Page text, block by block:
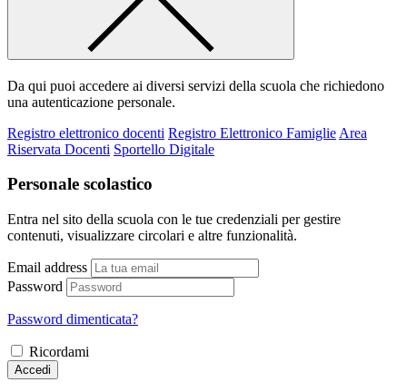
Da qui puoi accedere ai diversi servizi della scuola che richiedono
una autenticazione personale.
Registro elettronico docenti Registro Elettronico Famiglie Area
Riservata Docenti Sportello Digitale
Personale scolastico
Entra nel sito della scuola con le tue credenziali per gestire
contenuti, visualizzare circolari e altre funzionalità.
Email address
Password
Password dimenticata?
Ricordami
Accedi